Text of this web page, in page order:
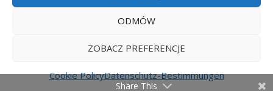
ODMÓW
ZOBACZ PREFERENCJE
Cookie PolicyDatenschutz-Bestimmungen
Zeichnen Tutorials: Zeichentrickfilme
Privacy policy PL|Privacy policy EN
|Privacy policy DE|Privacy policy FR|Privacy
Share This